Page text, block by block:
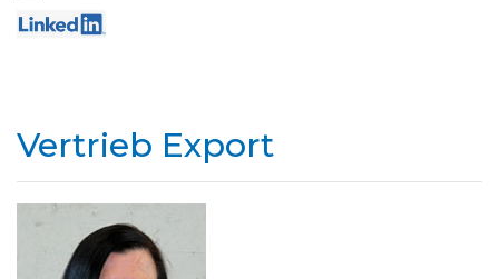
Vertrieb Export